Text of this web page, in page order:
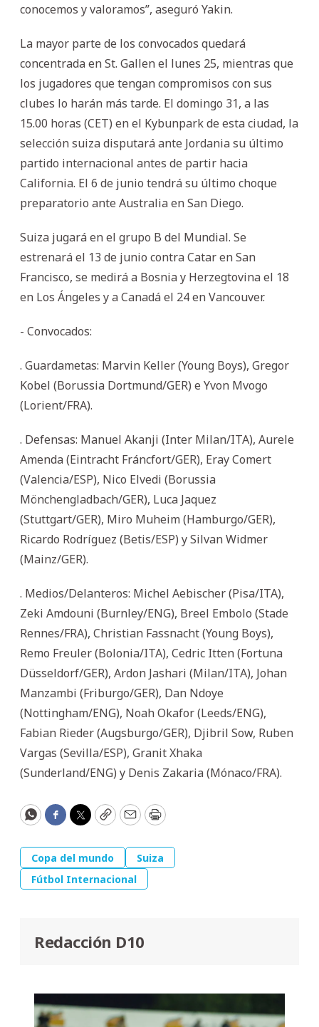
conocemos y valoramos”, aseguró Yakin.
La mayor parte de los convocados quedará
concentrada en St. Gallen el lunes 25, mientras que
los jugadores que tengan compromisos con sus
clubes lo harán más tarde. El domingo 31, a las
15.00 horas (CET) en el Kybunpark de esta ciudad, la
selección suiza disputará ante Jordania su último
partido internacional antes de partir hacia
California. El 6 de junio tendrá su último choque
preparatorio ante Australia en San Diego.
Suiza jugará en el grupo B del Mundial. Se
estrenará el 13 de junio contra Catar en San
Francisco, se medirá a Bosnia y Herzegtovina el 18
en Los Ángeles y a Canadá el 24 en Vancouver.
- Convocados:
. Guardametas: Marvin Keller (Young Boys), Gregor
Kobel (Borussia Dortmund/GER) e Yvon Mvogo
(Lorient/FRA).
. Defensas: Manuel Akanji (Inter Milan/ITA), Aurele
Amenda (Eintracht Fráncfort/GER), Eray Comert
(Valencia/ESP), Nico Elvedi (Borussia
Mönchengladbach/GER), Luca Jaquez
(Stuttgart/GER), Miro Muheim (Hamburgo/GER),
Ricardo Rodríguez (Betis/ESP) y Silvan Widmer
(Mainz/GER).
. Medios/Delanteros: Michel Aebischer (Pisa/ITA),
Zeki Amdouni (Burnley/ENG), Breel Embolo (Stade
Rennes/FRA), Christian Fassnacht (Young Boys),
Remo Freuler (Bolonia/ITA), Cedric Itten (Fortuna
Düsseldorf/GER), Ardon Jashari (Milan/ITA), Johan
Manzambi (Friburgo/GER), Dan Ndoye
(Nottingham/ENG), Noah Okafor (Leeds/ENG),
Fabian Rieder (Augsburgo/GER), Djibril Sow, Ruben
Vargas (Sevilla/ESP), Granit Xhaka
(Sunderland/ENG) y Denis Zakaria (Mónaco/FRA).
WhatsApp
Facebook
Twitter
CopyEmailPrint
Copa del mundo
Suiza
Fútbol Internacional
Redacción D10